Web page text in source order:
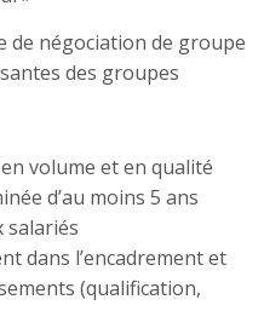
de négociation de groupe
des groupes
volume et en qualité
d’au moins 5 ans
salariés
dans l’encadrement et
(qualification,